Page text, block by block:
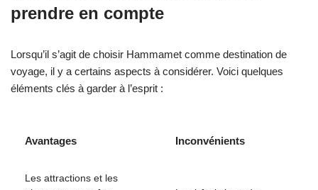
prendre en compte
Lorsqu’il s’agit de choisir Hammamet comme destination de
voyage, il y a certains aspects à considérer. Voici quelques
éléments clés à garder à l’esprit :
Avantages Inconvénients
Les attractions et les